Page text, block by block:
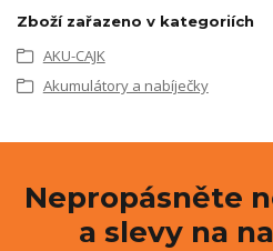
Zboží zařazeno v kategoriích
AKU-CAJK
Akumulátory a nabíječky
Nepropásněte
a slevy na